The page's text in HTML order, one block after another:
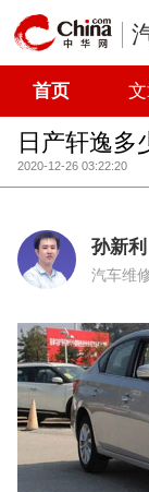
首页
日产轩逸多
2020-12-26 03:22:20
孙新利
汽车维